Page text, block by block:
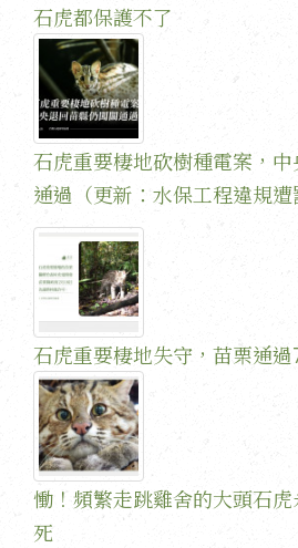
石虎都保護不了
石虎重要棲地砍樹種電案，
通過（更新：水保工程違規遭
石虎重要棲地失守，苗栗通
慟！頻繁走跳雞舍的大頭石
死